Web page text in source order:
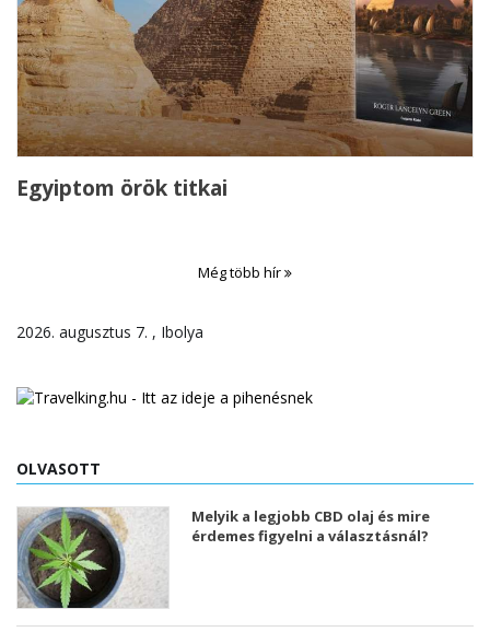
Egyiptom örök titkai
Még több hír
2026. augusztus 7. , Ibolya
OLVASOTT
Melyik a legjobb CBD olaj és mire
érdemes figyelni a választásnál?